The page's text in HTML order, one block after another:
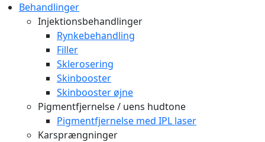
Behandlinger
Injektionsbehandlinger
Rynkebehandling
Filler
Sklerosering
Skinbooster
Skinbooster øjne
Pigmentfjernelse / uens hudtone
Pigmentfjernelse med IPL laser
Karsprængninger